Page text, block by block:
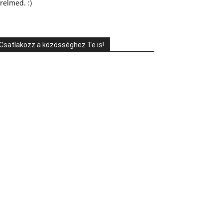
:)
a közösséghez Te is!